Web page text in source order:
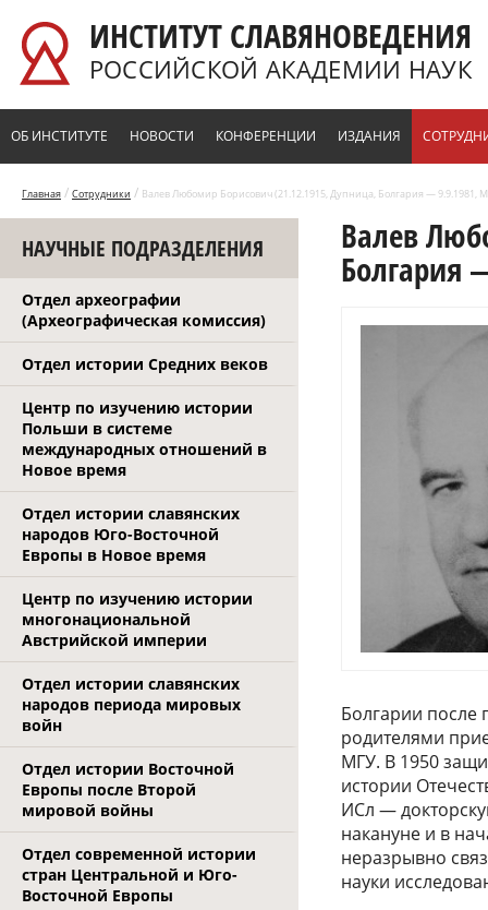
ИНСТИТУТ СЛАВЯНОВЕДЕНИЯ
РОССИЙСКОЙ АКАДЕМИИ НАУК
ОБ ИНСТИТУТЕ НОВОСТИ КОНФЕРЕНЦИИ ИЗДАНИЯ
Главная / Сотрудники / Валев Любомир Борисович (21.12.1915, Дупница, Болгария — 9.9.1981,
НАУЧНЫЕ ПОДРАЗДЕЛЕНИЯ
Отдел археографии
(Археографическая комиссия)
Отдел истории Средних веков
Центр по изучению истории
Польши в системе
международных отношений в
Новое время
Отдел истории славянских
народов Юго-Восточной
Европы в Новое время
Центр по изучению истории
многонациональной
Австрийской империи
Отдел истории славянских
народов периода мировых
войн
Отдел истории Восточной
Европы после Второй
мировой войны
Отдел современной истории
стран Центральной и Юго-
Восточной Европы
Валев
Болгария
Болгарии после
родителями
МГУ. В 1950
истории
ИСл —
накануне и в
неразрывно
науки